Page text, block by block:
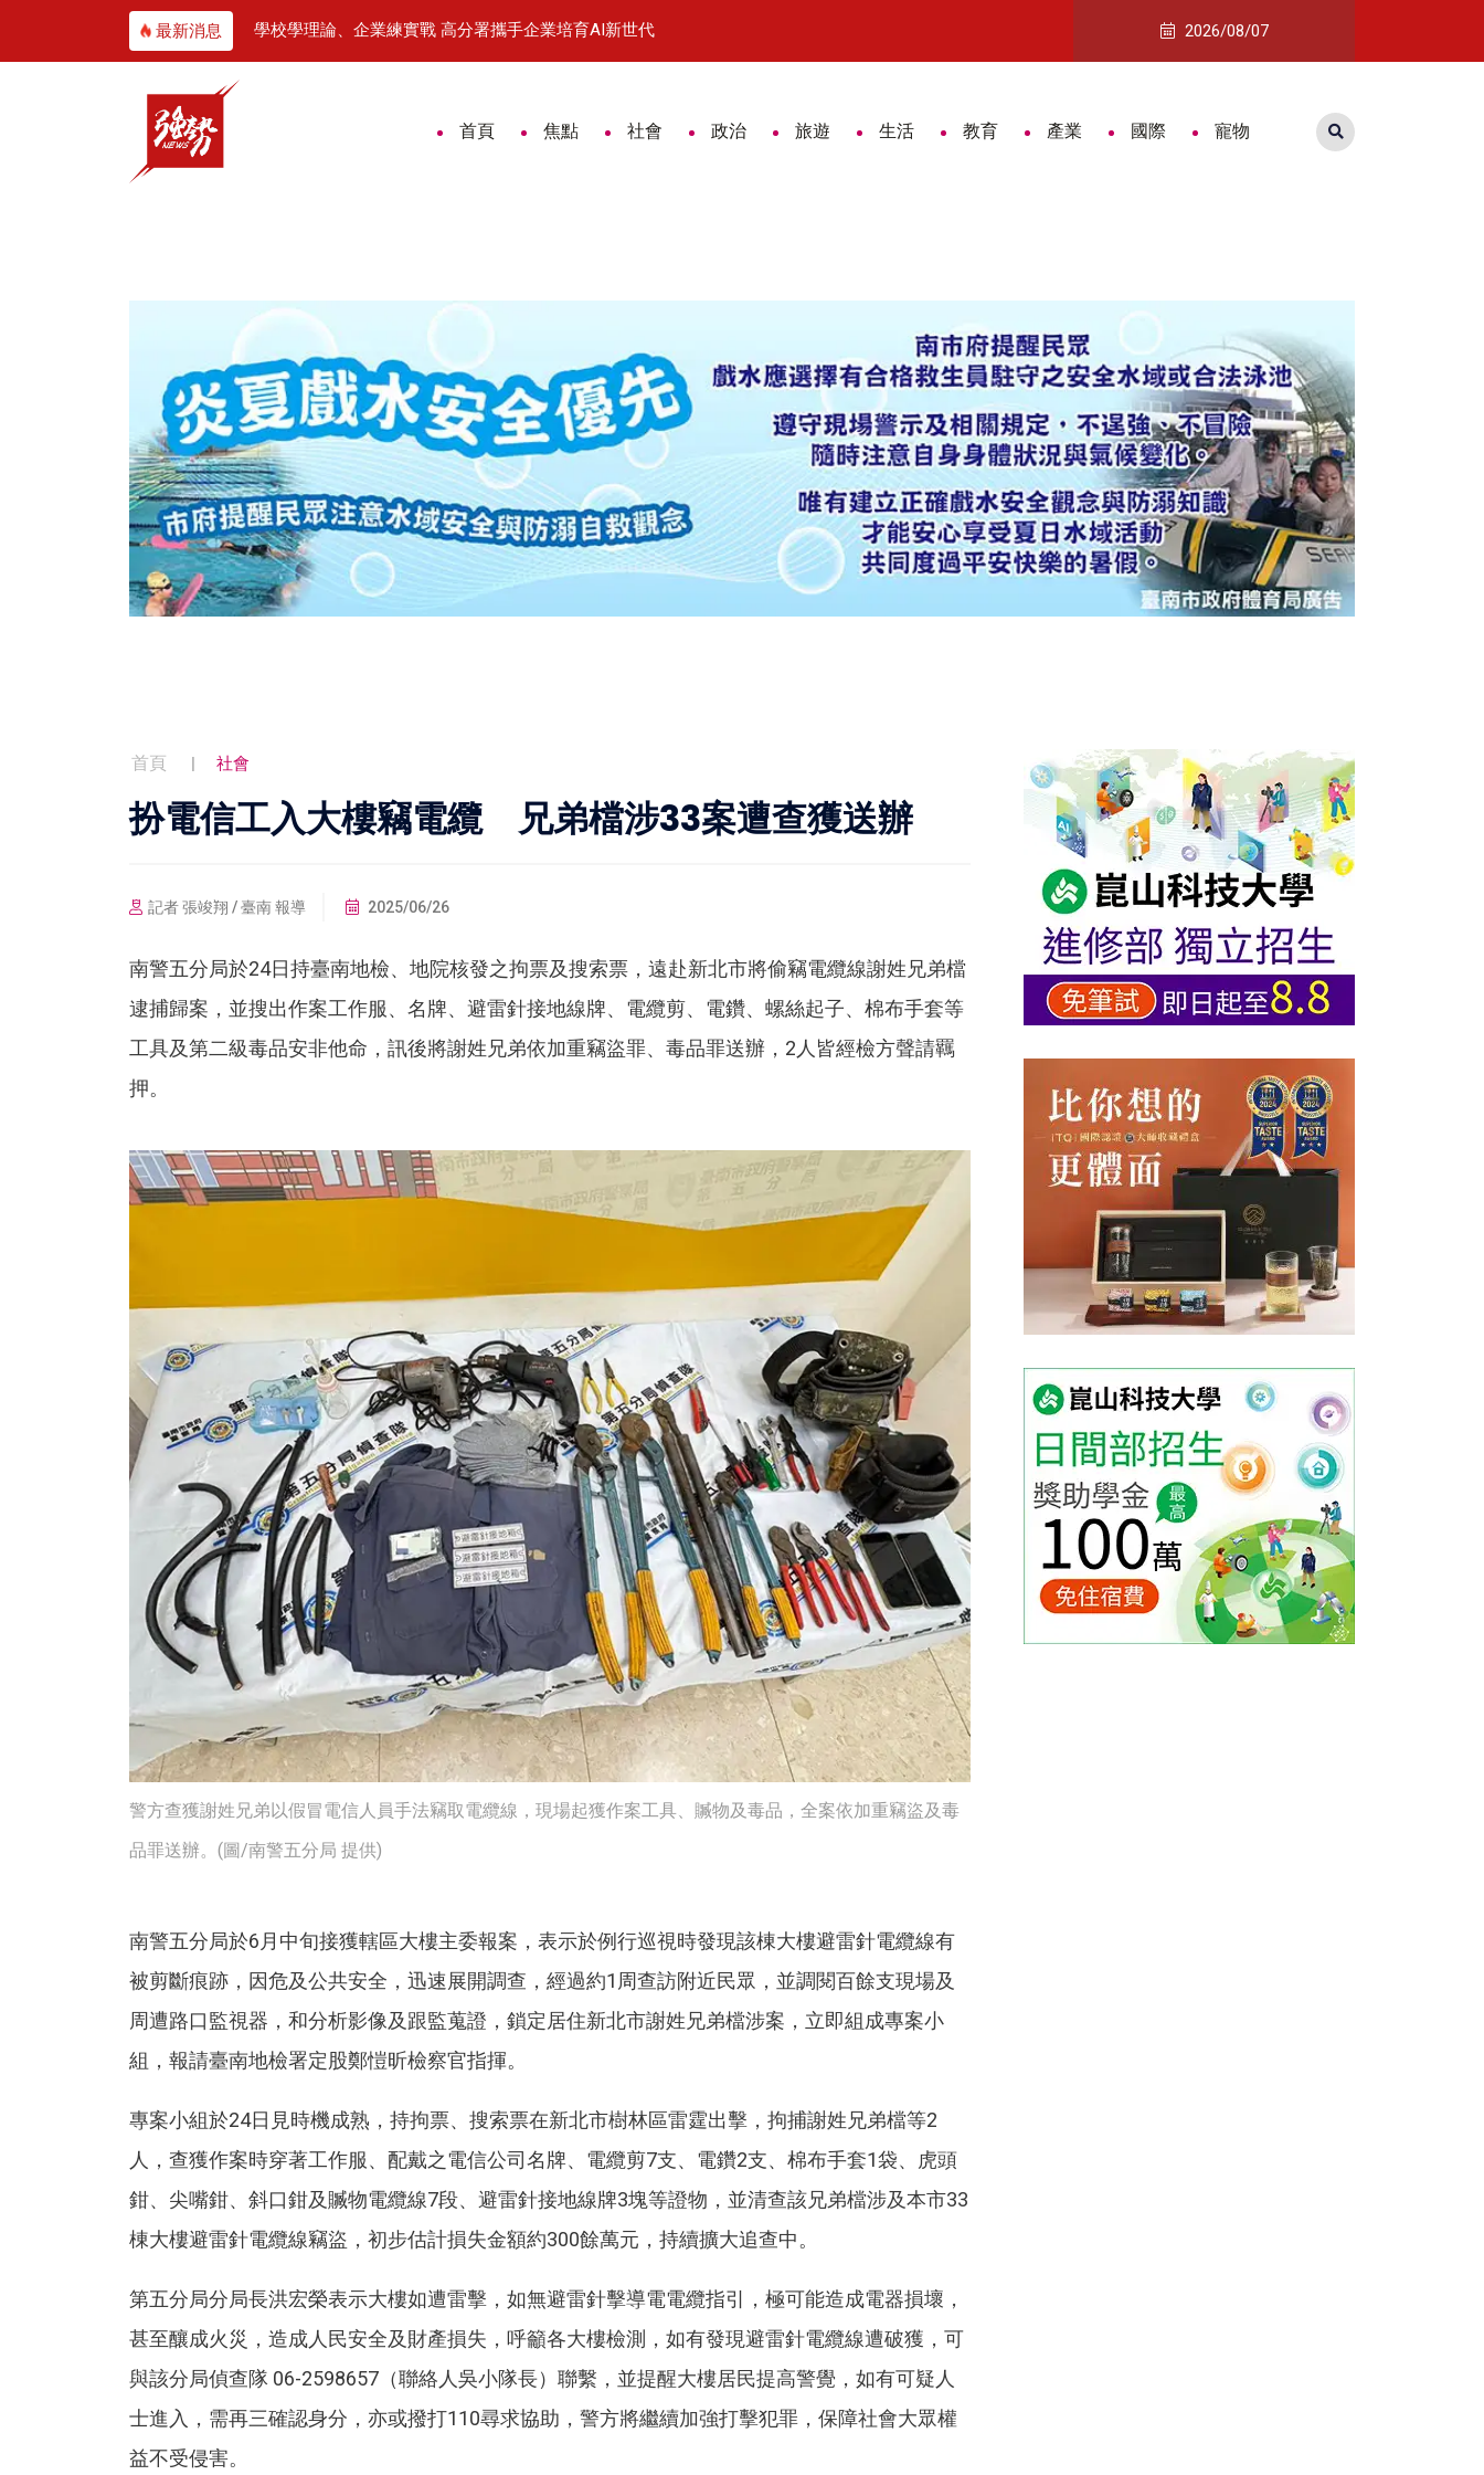
最新消息
學校學理論、企業練實戰 高分署攜手企業培育AI新世代 詐團收水手面交秒落網 手機藏大量對話紀錄警方擴大追查 「鎮展三寶」驚豔登場！2026國際木雕藝術交流展開
2026/08/07
首頁 焦點 社會 政治 旅遊 生活 教育 產業 國際 寵物
首頁 社會
扮電信工入大樓竊電纜 兄弟檔涉33案遭查獲送辦
記者 張竣翔 / 臺南 報導 2025/06/26
南警五分局於24日持臺南地檢、地院核發之拘票及搜索票，遠赴新北市將偷竊電纜線謝姓兄弟檔
逮捕歸案，並搜出作案工作服、名牌、避雷針接地線牌、電纜剪、電鑽、螺絲起子、棉布手套等
工具及第二級毒品安非他命，訊後將謝姓兄弟依加重竊盜罪、毒品罪送辦，2人皆經檢方聲請羈
押。
警方查獲謝姓兄弟以假冒電信人員手法竊取電纜線，現場起獲作案工具、贓物及毒品，全案依加重竊盜及毒
品罪送辦。(圖/南警五分局 提供)
南警五分局於6月中旬接獲轄區大樓主委報案，表示於例行巡視時發現該棟大樓避雷針電纜線有
被剪斷痕跡，因危及公共安全，迅速展開調查，經過約1周查訪附近民眾，並調閱百餘支現場及
周遭路口監視器，和分析影像及跟監蒐證，鎖定居住新北市謝姓兄弟檔涉案，立即組成專案小
組，報請臺南地檢署定股鄭愷昕檢察官指揮。
專案小組於24日見時機成熟，持拘票、搜索票在新北市樹林區雷霆出擊，拘捕謝姓兄弟檔等2
人，查獲作案時穿著工作服、配戴之電信公司名牌、電纜剪7支、電鑽2支、棉布手套1袋、虎頭
鉗、尖嘴鉗、斜口鉗及贓物電纜線7段、避雷針接地線牌3塊等證物，並清查該兄弟檔涉及本市33
棟大樓避雷針電纜線竊盜，初步估計損失金額約300餘萬元，持續擴大追查中。
第五分局分局長洪宏榮表示大樓如遭雷擊，如無避雷針擊導電電纜指引，極可能造成電器損壞，
甚至釀成火災，造成人民安全及財產損失，呼籲各大樓檢測，如有發現避雷針電纜線遭破獲，可
與該分局偵查隊 06-2598657（聯絡人吳小隊長）聯繫，並提醒大樓居民提高警覺，如有可疑人
士進入，需再三確認身分，亦或撥打110尋求協助，警方將繼續加強打擊犯罪，保障社會大眾權
益不受侵害。